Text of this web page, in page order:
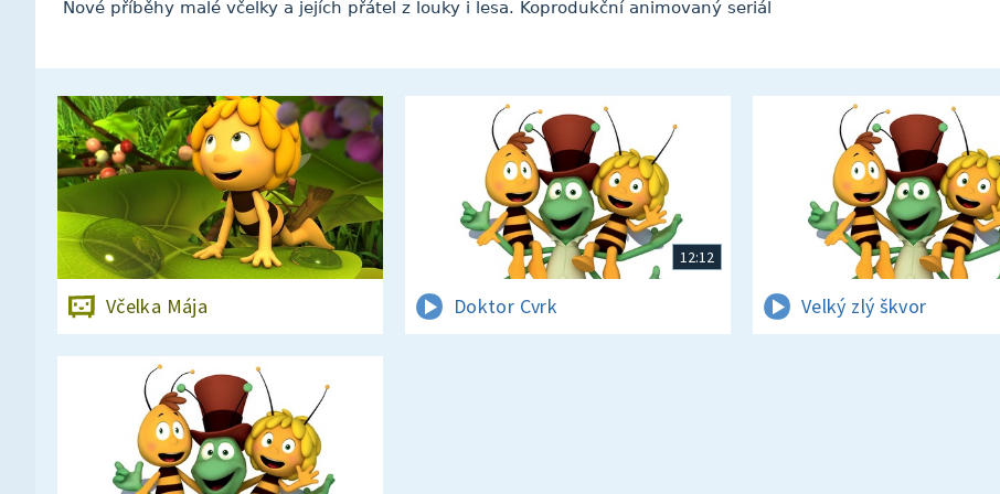
Nové příběhy malé včelky a jejích přátel z louky i lesa. Koprodukční animovaný seriál
Včelka Mája
12:12
Doktor Cvrk Velký zlý škvor